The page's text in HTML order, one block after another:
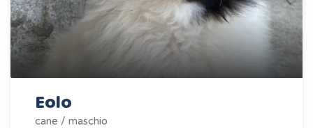
Eolo
cane / maschio